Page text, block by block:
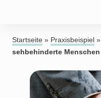
Startseite » Praxisbeispiel »
sehbehinderte Menschen